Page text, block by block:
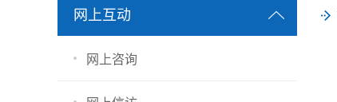
网上互动
网上咨询